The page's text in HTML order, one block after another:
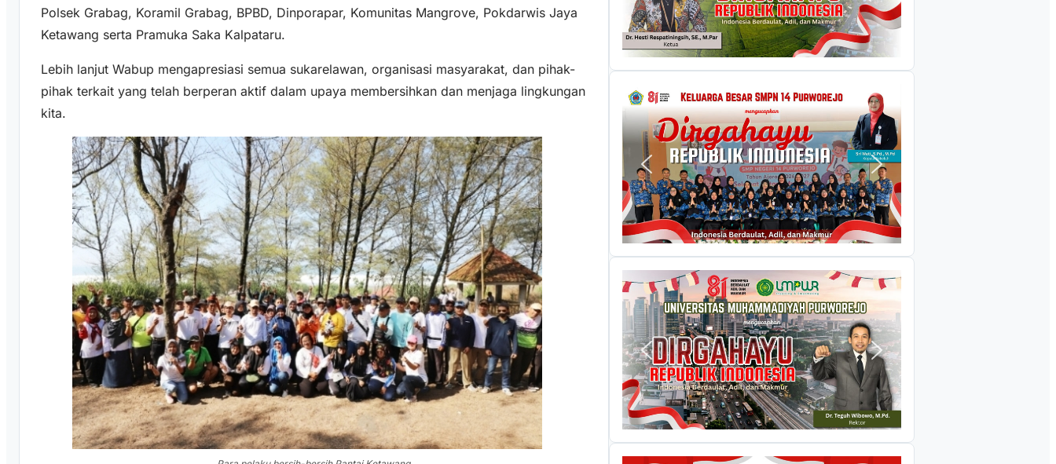
Polsek Grabag, Koramil Grabag, BPBD, Dinporapar, Komunitas Mangrove, Pokdarwis Jaya
Ketawang serta Pramuka Saka Kalpataru.
Lebih lanjut Wabup mengapresiasi semua sukarelawan, organisasi masyarakat, dan pihak-
pihak terkait yang telah berperan aktif dalam upaya membersihkan dan menjaga lingkungan
kita.